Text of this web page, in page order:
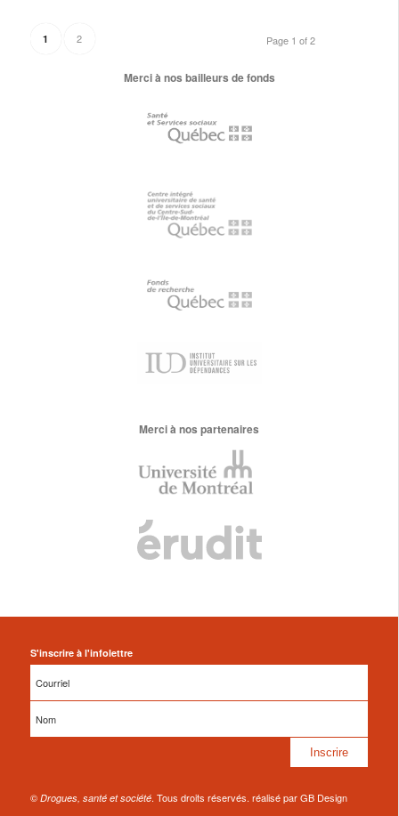
Page 1 of 2
1 2
Merci à nos bailleurs de fonds
Merci à nos partenaires
S'inscrire à l'infolettre
© Drogues, santé et société. Tous droits réservés. réalisé par GB Design